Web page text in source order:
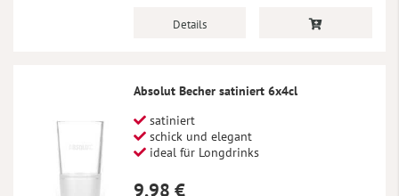
Details
Absolut Becher satiniert 6x4cl
satiniert
schick und elegant
ideal für Longdrinks
9,98 €